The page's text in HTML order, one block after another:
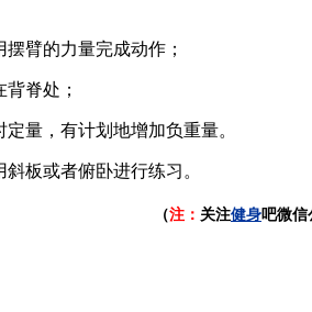
臂的力量完成动作；
脊处；
量，有计划地增加负重量。
板或者俯卧进行练习。
（注： 关注健身吧微